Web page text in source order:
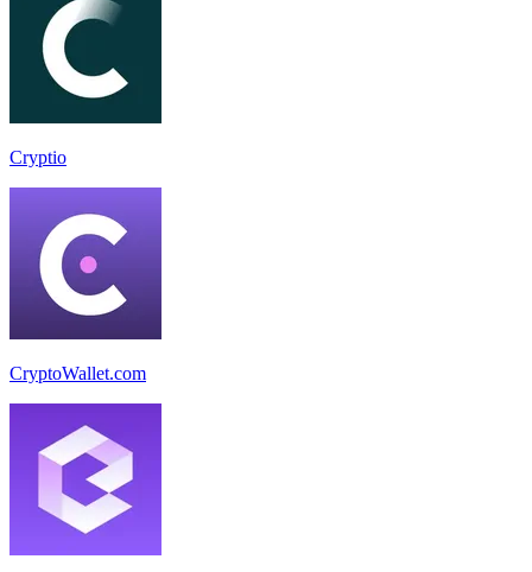
Cryptio
CryptoWallet.com